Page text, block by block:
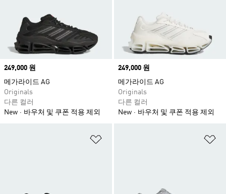
Price
249,000 원
메가라이드 AG
Originals
다른 컬러
New
바우처 및 쿠폰 적용 제외
Price
249,000 원
메가라이드 AG
Originals
다른 컬러
New
바우처 및 쿠폰 적용 제외